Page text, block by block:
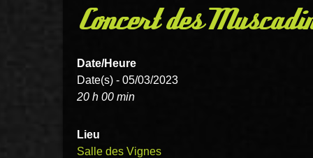
Concert des
Date/Heure
Date(s) - 05/03/2023
20 h 00 min
Lieu
Salle des Vignes